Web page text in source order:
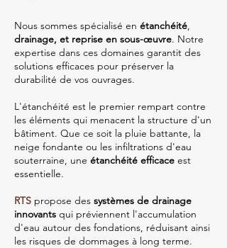
Nous sommes spécialisé en étanchéité,
drainage, et reprise en sous-œuvre. Notre
expertise dans ces domaines garantit des
solutions efficaces pour préserver la
durabilité de vos ouvrages.
L'étanchéité est le premier rempart contre
les éléments qui menacent la structure d'un
bâtiment. Que ce soit la pluie battante, la
neige fondante ou les infiltrations d'eau
souterraine, une étanchéité efficace est
essentielle.
RTS propose des systèmes de drainage
innovants qui préviennent l'accumulation
d'eau autour des fondations, réduisant ainsi
les risques de dommages à long terme.